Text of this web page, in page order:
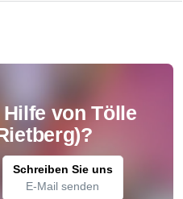
von Tölle
Schreiben Sie uns
E-Mail senden